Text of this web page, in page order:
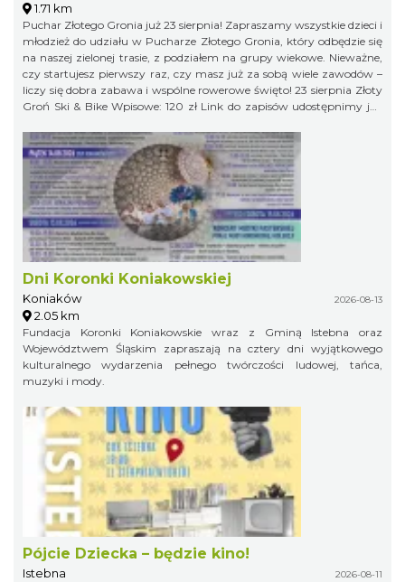
1.71 km
Puchar Złotego Gronia już 23 sierpnia! Zapraszamy wszystkie dzieci i
młodzież do udziału w Pucharze Złotego Gronia, który odbędzie się
na naszej zielonej trasie, z podziałem na grupy wiekowe. Nieważne,
czy startujesz pierwszy raz, czy masz już za sobą wiele zawodów –
liczy się dobra zabawa i wspólne rowerowe święto! 23 sierpnia Złoty
Groń Ski & Bike Wpisowe: 120 zł Link do zapisów udostępnimy już
przegapić!
Dni Koronki Koniakowskiej
Koniaków 2026-08-13
2.05 km
Fundacja Koronki Koniakowskie wraz z Gminą Istebna oraz
Województwem Śląskim zapraszają na cztery dni wyjątkowego
kulturalnego wydarzenia pełnego twórczości ludowej, tańca,
muzyki i mody.
Pójcie Dziecka – będzie kino!
Istebna 2026-08-11